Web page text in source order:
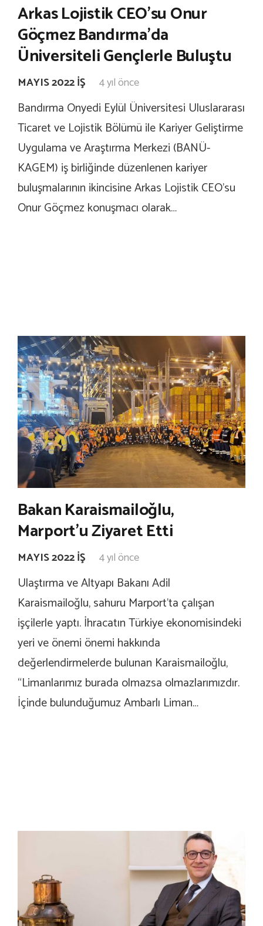
Arkas Lojistik CEO’su Onur
Göçmez Bandırma’da
Üniversiteli Gençlerle Buluştu
MAYIS 2022 İŞ 4 yıl önce
Bandırma Onyedi Eylül Üniversitesi Uluslararası
Ticaret ve Lojistik Bölümü ile Kariyer Geliştirme
Uygulama ve Araştırma Merkezi (BANÜ-
KAGEM) iş birliğinde düzenlenen kariyer
buluşmalarının ikincisine Arkas Lojistik CEO’su
Onur Göçmez konuşmacı olarak…
Bakan Karaismailoğlu,
Marport’u Ziyaret Etti
MAYIS 2022 İŞ 4 yıl önce
Ulaştırma ve Altyapı Bakanı Adil
Karaismailoğlu, sahuru Marport’ta çalışan
işçilerle yaptı. İhracatın Türkiye ekonomisindeki
yeri ve önemi önemi hakkında
değerlendirmelerde bulunan Karaismailoğlu,
“Limanlarımız burada olmazsa olmazlarımızdır.
İçinde bulunduğumuz Ambarlı Liman…